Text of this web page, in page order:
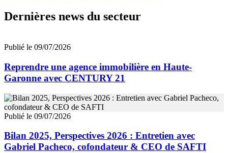
Dernières news du secteur
Publié le 09/07/2026
Reprendre une agence immobilière en Haute-
Garonne avec CENTURY 21
Publié le 09/07/2026
Bilan 2025, Perspectives 2026 : Entretien avec
Gabriel Pacheco, cofondateur & CEO de SAFTI